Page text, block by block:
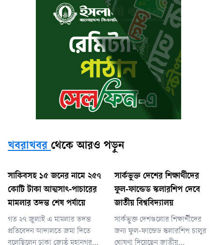
খবরাখবর থেকে আরও পড়ুন
সাকিবসহ ১৫ জনের নামে ২৫৭
কোটি টাকা আত্মসাৎ-পাচারের
মামলার তদন্ত শেষ পর্যায়ে
গত ২৭ জুলাই এ মামলার তদন্ত
প্রতিবেদন আদালতে জমা দিতে
বলেছিলেন ঢাকা জ্যেষ্ঠ মহানগর
সার্কভুক্ত দেশের শিক্ষার্থীদের
ফুল-ফান্ডেড স্কলারশিপ দেবে
জাতীয় বিশ্ববিদ্যালয়
সার্কভুক্ত দেশগুলোর শিক্ষার্থীদের
জন্য ফুল-ফান্ডেড স্কলারশিপ চালুর
ঘোষণা দিয়েছেন জাতীয়